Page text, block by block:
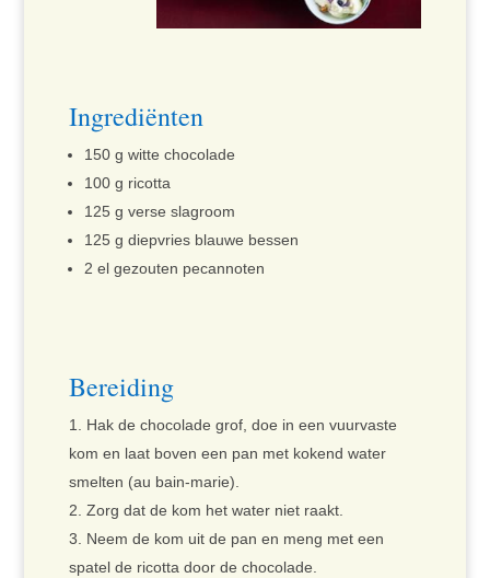
Ingrediënten
150 g witte chocolade
100 g ricotta
125 g verse slagroom
125 g diepvries blauwe bessen
2 el gezouten pecannoten
Bereiding
Hak de chocolade grof, doe in een vuurvaste
kom en laat boven een pan met kokend water
smelten (au bain-marie).
Zorg dat de kom het water niet raakt.
Neem de kom uit de pan en meng met een
spatel de ricotta door de chocolade.